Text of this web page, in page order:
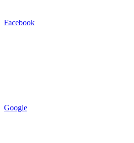
Facebook
Google